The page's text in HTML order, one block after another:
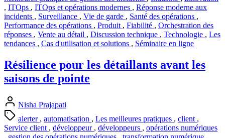
, ITOps , ITOps et opérations modernes , Réponse moderne aux
incidents , Surveillance , Vie de garde , Santé des opérations ,
Performance des opérations , Produit , Fiabilité , Orchestration des
réponses , Vente au détail , Discussion technique , Technologie , Les
tendances , Cas d'utilisation et solutions , Séminaire en ligne
Résilience pour les détaillants avant les
saisons de pointe
Nisha Prajapati
alerter , automatisation , Les meilleures pratiques , client ,
Service client , développeur , développeurs , opérations numériques